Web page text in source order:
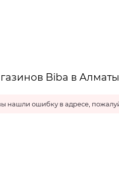
Biba в Алматы
нашли ошибку в адресе,